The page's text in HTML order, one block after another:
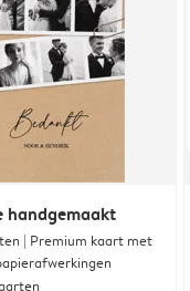
handgemaakt
| Premium kaart met